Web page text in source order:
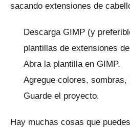
sacando extensiones de
Descarga GIMP (y
plantillas de extensiones
Abra la plantilla en GIMP.
Agregue colores,
Guarde el proyecto.
Hay muchas cosas que